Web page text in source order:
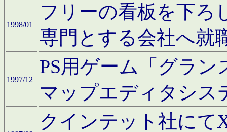
1998/01
フリーの看板を下ろ
専門とする会社へ就
1997/12
PS用ゲーム「グラン
マップエディタシス
クインテット社にて